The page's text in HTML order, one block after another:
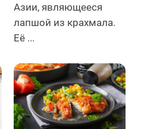
Азии, являющееся
лапшой из крахмала.
Её ...